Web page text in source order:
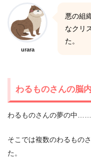
urara
悪の組
なクリ
た。
わるものさんの脳
わるものさんの夢の中……
そこでは複数のわるもの
た。